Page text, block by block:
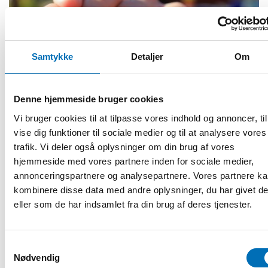
Samtykke Detaljer Om
Denne hjemmeside bruger cookies
Vi bruger cookies til at tilpasse vores indhold og annoncer,
vise dig funktioner til sociale medier og til at analysere vores
trafik. Vi deler også oplysninger om din brug af vores
hjemmeside med vores partnere inden for sociale medier,
annonceringspartnere og analysepartnere. Vores partnere
kombinere disse data med andre oplysninger, du har givet
eller som de har indsamlet fra din brug af deres tjenester.
Nødvendig
HANDICAP
22 feb 2017
Se våra nya webbfilmer inom dövblindområdet
Under december och januari spelade Nordens
välfärdscenter in föreläsningar om Usher syndrom, Alströms
syndrom och om kommunikationsutve [...]